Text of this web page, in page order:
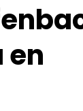
en